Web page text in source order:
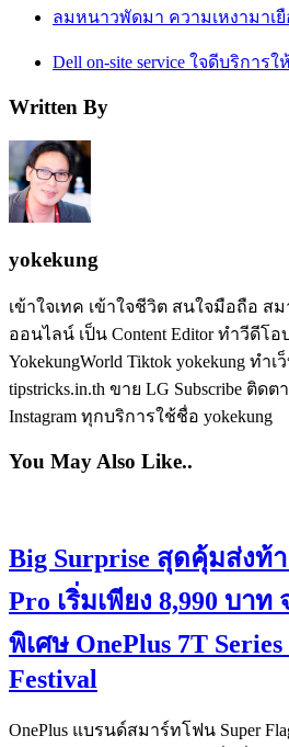
ลมหนาวพัดมา ความเหงามาเ
Dell on-site service ใจดีบริการใ
Written By
yokekung
เข้าใจเทค เข้าใจชีวิต สนใจมือถือ ส
ออนไลน์ เป็น Content Editor ทำวีดีโอ
YokekungWorld Tiktok yokekung ทำเ
tipstricks.in.th ขาย LG Subscribe ติดต
Instagram ทุกบริการใช้ชื่อ yokekung
You May Also Like..
Big Surprise สุดคุ้มส่งท้
Pro เริ่มเพียง 8,990 บา
พิเศษ OnePlus 7T
Festival
OnePlus แบรนด์สมาร์ทโฟน Super